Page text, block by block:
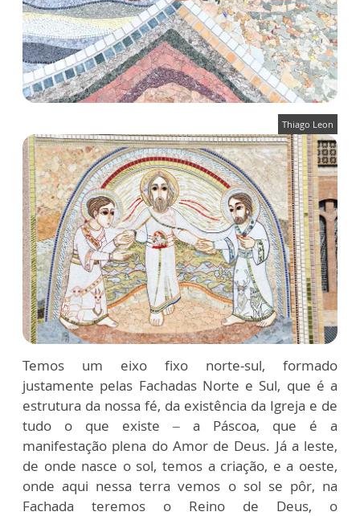
Thiago Leon
Temos um eixo fixo norte-sul, formado
justamente pelas Fachadas Norte e Sul, que é a
estrutura da nossa fé, da existência da Igreja e de
tudo o que existe – a Páscoa, que é a
manifestação plena do Amor de Deus. Já a leste,
de onde nasce o sol, temos a criação, e a oeste,
onde aqui nessa terra vemos o sol se pôr, na
Fachada teremos o Reino de Deus, o